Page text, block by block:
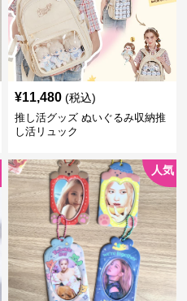
¥11,480 (税込)
推し活グッズ ぬいぐるみ収納推
し活リュック
人気